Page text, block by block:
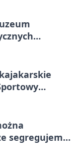
segregujemy